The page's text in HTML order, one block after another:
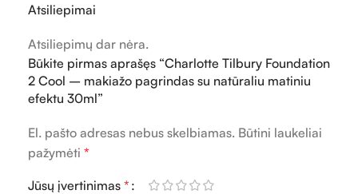
Atsiliepimai
Atsiliepimų dar nėra.
Būkite pirmas aprašęs “Charlotte Tilbury Foundation
2 Cool – makiažo pagrindas su natūraliu matiniu
efektu 30ml”
El. pašto adresas nebus skelbiamas. Būtini laukeliai
pažymėti *
Jūsų įvertinimas *